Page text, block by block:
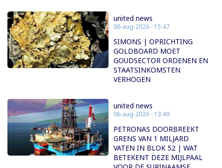
united news
06-aug-2026 - 15:47
SIMONS | OPRICHTING
GOLDBOARD MOET
GOUDSECTOR ORDENEN EN
STAATSINKOMSTEN
VERHOGEN
united news
06-aug-2026 - 13:49
PETRONAS DOORBREEKT
GRENS VAN 1 MILJARD
VATEN IN BLOK 52 | WAT
BETEKENT DEZE MIJLPAAL